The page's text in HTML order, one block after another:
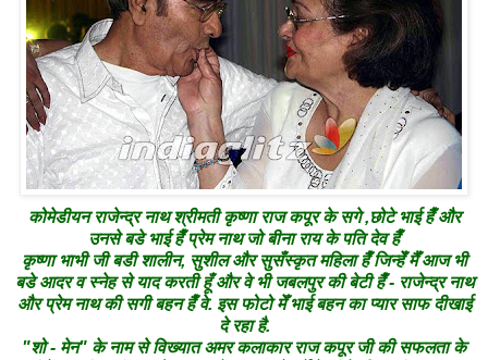
कोमेडीयन राजेन्द्र नाथ श्रीमती कृष्णा राज कपूर के सगे ,छोटे भाई हैँ और
उनसे बडे भाई हैँ प्रेम नाथ जो बीना राय के पति देव हैँ
कृष्णा भाभी जी बडी शालीन, सुशील और सुसँस्कृत महिला हैँ जिन्हेँ मैँ आज भी
बडे आदर व स्नेह से याद करती हूँ और वे भी जबलपुर की बेटी हैँ - राजेन्द्र नाथ
और प्रेम नाथ की सगी बहन हैँ वे. इस फोटो मेँ भाई बहन का प्यार साफ दीखाई
दे रहा है.
"शो - मेन" के नाम से विख्यात अमर कलाकार राज कपूर जी की सफलता के